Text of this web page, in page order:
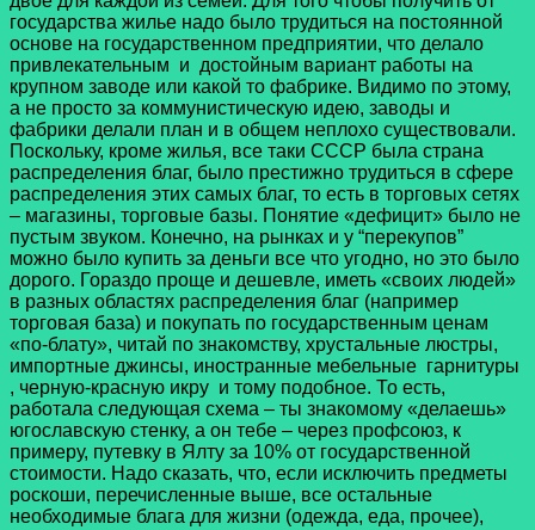
государства жилье надо было трудиться на постоянной
основе на государственном предприятии, что делало
привлекательным и достойным вариант работы на
крупном заводе или какой то фабрике. Видимо по этому,
а не просто за коммунистическую идею, заводы и
фабрики делали план и в общем неплохо существовали.
Поскольку, кроме жилья, все таки СССР была страна
распределения благ, было престижно трудиться в сфере
распределения этих самых благ, то есть в торговых сетях
– магазины, торговые базы. Понятие «дефицит» было не
пустым звуком. Конечно, на рынках и у “перекупов”
можно было купить за деньги все что угодно, но это было
дорого. Гораздо проще и дешевле, иметь «своих людей»
в разных областях распределения благ (например
торговая база) и покупать по государственным ценам
«по-блату», читай по знакомству, хрустальные люстры,
импортные джинсы, иностранные мебельные гарнитуры
, черную-красную икру и тому подобное. То есть,
работала следующая схема – ты знакомому «делаешь»
югославскую стенку, а он тебе – через профсоюз, к
примеру, путевку в Ялту за 10% от государственной
стоимости. Надо сказать, что, если исключить предметы
роскоши, перечисленные выше, все остальные
необходимые блага для жизни (одежда, еда, прочее),